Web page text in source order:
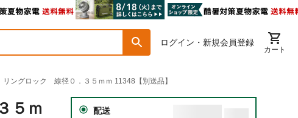
ログイン・新規会員登録
カート
ングロック 線径０．３５ｍｍ 11348【別送品】
５ｍ
配送